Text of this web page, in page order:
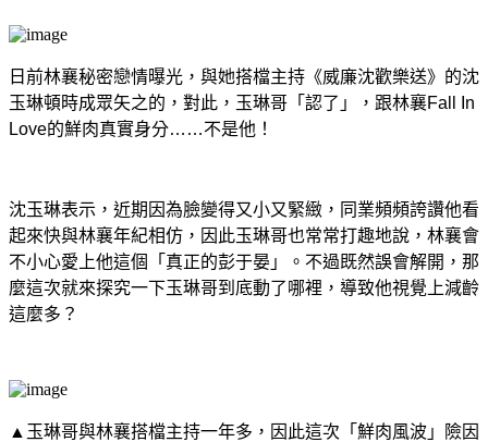
日前林襄秘密戀情曝光，與她搭檔主持《威廉沈歡樂送》的沈
玉琳頓時成眾矢之的，對此，玉琳哥「認了」，跟林襄Fall In
Love的鮮肉真實身分……不是他！
沈玉琳表示，近期因為臉變得又小又緊緻，同業頻頻誇讚他看
起來快與林襄年紀相仿，因此玉琳哥也常常打趣地說，林襄會
不小心愛上他這個「真正的彭于晏」。不過既然誤會解開，那
麼這次就來探究一下玉琳哥到底動了哪裡，導致他視覺上減齡
這麼多？
▲玉琳哥與林襄搭檔主持一年多，因此這次「鮮肉風波」險因